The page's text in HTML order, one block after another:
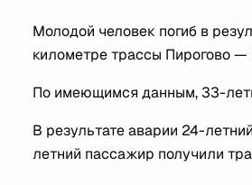
Молодой человек погиб в
километре трассы Пирогово —
По имеющимся данным, 33-
В результате аварии 24-
летний пассажир получили